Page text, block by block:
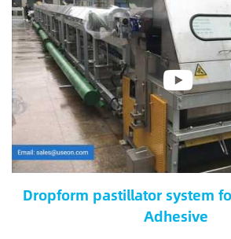
Dropform pastillator system
Adhesive